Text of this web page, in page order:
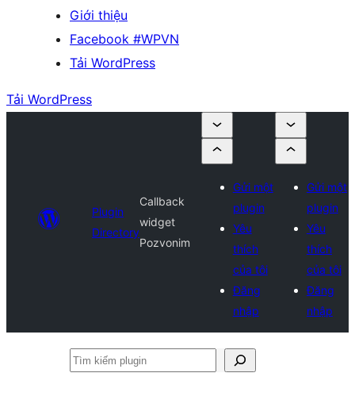
Giới thiệu
Facebook #WPVN
Tải WordPress
Tải WordPress
Plugin
Directory
Callback
widget
Pozvonim
Gửi một
plugin
Yêu
thích
của tôi
Đăng
nhập
Gửi một
plugin
Yêu
thích
của tôi
Đăng
nhập
Tìm